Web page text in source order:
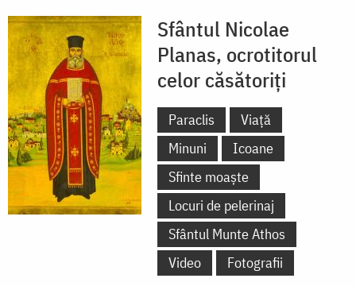
Sfântul Nicolae
Planas, ocrotitorul
celor căsătoriți
Paraclis
Viață
Minuni
Icoane
Sfinte moaște
Locuri de pelerinaj
Sfântul Munte Athos
Video
Fotografii